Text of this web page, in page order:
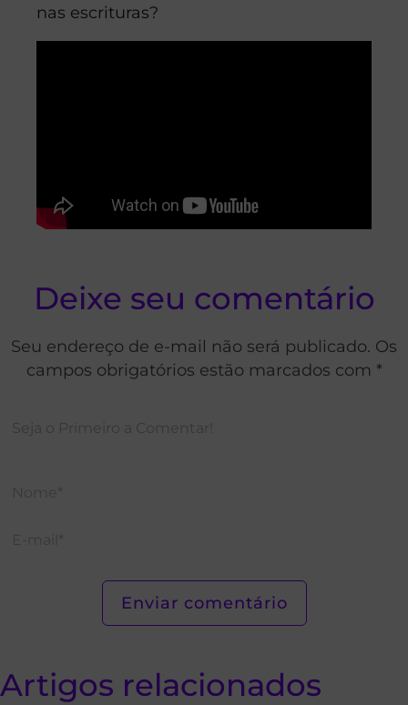
nas escrituras?
Deixe seu comentário
Seu endereço de e-mail não será publicado. Os
campos obrigatórios estão marcados com *
Artigos relacionados